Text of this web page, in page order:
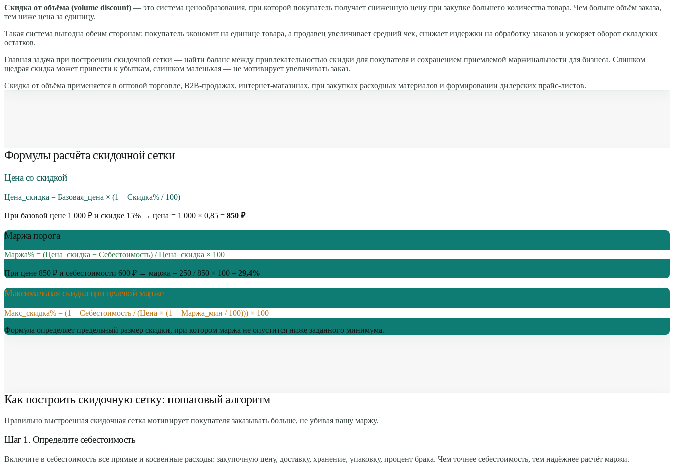
Скидка от объёма (volume discount) — это система ценообразования, при которой покупатель получает сниженную цену при закупке большего количества товара. Чем больше объём заказа,
тем ниже цена за единицу.
Такая система выгодна обеим сторонам: покупатель экономит на единице товара, а продавец увеличивает средний чек, снижает издержки на обработку заказов и ускоряет оборот складских
остатков.
Главная задача при построении скидочной сетки — найти баланс между привлекательностью скидки для покупателя и сохранением приемлемой маржинальности для бизнеса. Слишком
щедрая скидка может привести к убыткам, слишком маленькая — не мотивирует увеличивать заказ.
Скидка от объёма применяется в оптовой торговле, B2B-продажах, интернет-магазинах, при закупках расходных материалов и формировании дилерских прайс-листов.
Формулы расчёта скидочной сетки
Цена со скидкой
Цена_скидка = Базовая_цена × (1 − Скидка% / 100)
При базовой цене 1 000 ₽ и скидке 15% → цена = 1 000 × 0,85 = 850 ₽
Маржа порога
Маржа% = (Цена_скидка − Себестоимость) / Цена_скидка × 100
При цене 850 ₽ и себестоимости 600 ₽ → маржа = 250 / 850 × 100 = 29,4%
Максимальная скидка при целевой марже
Макс_скидка% = (1 − Себестоимость / (Цена × (1 − Маржа_мин / 100))) × 100
Формула определяет предельный размер скидки, при котором маржа не опустится ниже заданного минимума.
Как построить скидочную сетку: пошаговый алгоритм
Правильно выстроенная скидочная сетка мотивирует покупателя заказывать больше, не убивая вашу маржу.
Шаг 1. Определите себестоимость
Включите в себестоимость все прямые и косвенные расходы: закупочную цену, доставку, хранение, упаковку, процент брака. Чем точнее себестоимость, тем надёжнее расчёт маржи.